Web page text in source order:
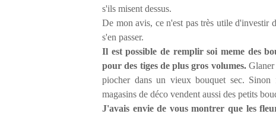
s'ils misent dessus.
De mon avis, ce n'est pas très utile d'investir
s'en passer.
Il est possible de remplir soi meme des
pour des tiges de plus gros volumes.Glaner
piocher dans un vieux bouquet sec.
magasins de déco vendent aussi des petits
J'avais envie de vous montrer que les